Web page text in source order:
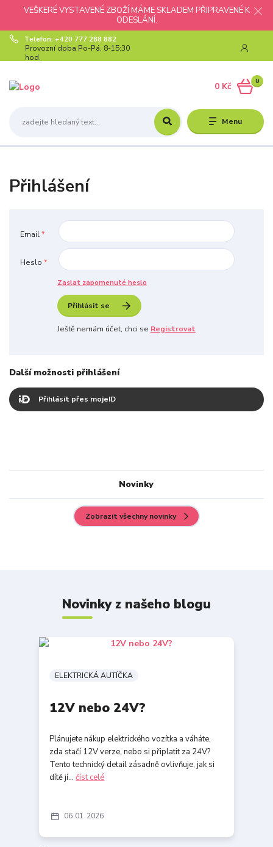
VEŠKERÉ VYSTAVENÉ ZBOŽÍ MÁME SKLADEM PŘIPRAVENÉ K
ODESLÁNÍ.
Menu
Telefon: +420 777 288 882
Provozní doba Po-Pá, 8-15:30
hod.
0
0 Kč
Novinky
Zobrazit všechny novinky
Přihlášení
Email*
Heslo *
Zaslat zapomenuté heslo
Přihlásit se
Ještě nemám účet, chci se Registrovat
Další možnosti přihlášení
Přihlásit přes mojeID
Novinky z našeho blogu
06 01 2026
ELEKTRICKÁ AUTÍČKA
12V nebo 24V?
Plánujete nákup elektrického vozítka a váháte,
zda stačí 12V verze, nebo si připlatit za 24V?
Tento technický detail zásadně ovlivňuje, jak si
dítě jí...číst celé